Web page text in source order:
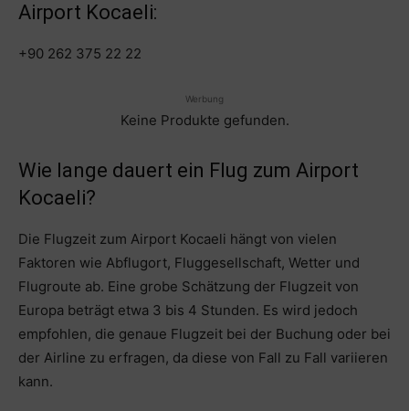
Airport Kocaeli:
+90 262 375 22 22
Werbung
Keine Produkte gefunden.
Wie lange dauert ein Flug zum Airport
Kocaeli?
Die Flugzeit zum Airport Kocaeli hängt von vielen
Faktoren wie Abflugort, Fluggesellschaft, Wetter und
Flugroute ab. Eine grobe Schätzung der Flugzeit von
Europa beträgt etwa 3 bis 4 Stunden. Es wird jedoch
empfohlen, die genaue Flugzeit bei der Buchung oder bei
der Airline zu erfragen, da diese von Fall zu Fall variieren
kann.